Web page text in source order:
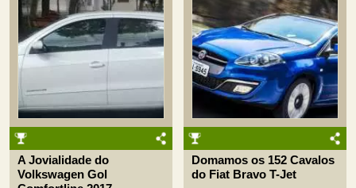
A Jovialidade do
Volkswagen Gol
Domamos os 152 Cavalos
do Fiat Bravo T-Jet